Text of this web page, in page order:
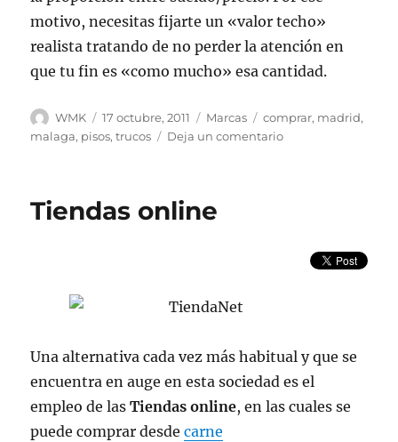
motivo, necesitas fijarte un «valor techo»
realista tratando de no perder la atención en
que tu fin es «como mucho» esa cantidad.
Autor
WMK
Publicado
el
17 octubre, 2011 Categorías
Marcas Etiquetas
comprar, madrid,
malaga, pisos,trucos Deja un comentarioen
Tiendas online
Una alternativa cada vez más habitual y que se
encuentra en auge en esta sociedad es el
empleo de lasTiendas online, en las cuales se
puede comprar desdecarne